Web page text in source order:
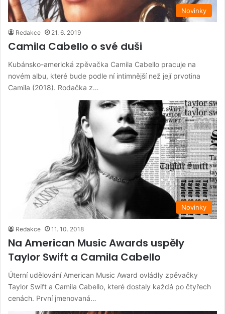
Novinky
Redakce 21. 6. 2019
Camila Cabello o své duši
Kubánsko-americká zpěvačka Camila Cabello pracuje na
novém albu, které bude podle ní intimnější než její prvotina
Camila (2018). Rodačka z…
Novinky
Redakce 11. 10. 2018
Na American Music Awards uspěly
Taylor Swift a Camila Cabello
Úterní udělování American Music Award ovládly zpěvačky
Taylor Swift a Camila Cabello, které dostaly každá po čtyřech
cenách. První jmenovaná…